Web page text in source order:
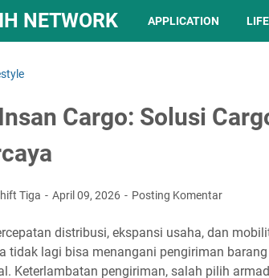
NETWORK APPLICATION
Cargo: Solusi
Tiga April 09, 2026 Posting Komentar
distribusi, ekspansi usaha, dan
tidak lagi bisa menangani pengiriman
Keterlambatan pengiriman, salah pilih